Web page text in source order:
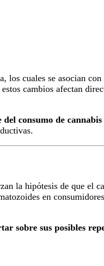
los cuales se asocian
cambios afectan
del consumo de
la hipótesis de que el
en
sobre sus posibles